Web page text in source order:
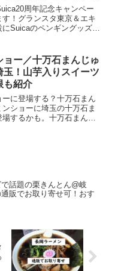
周年記念キャンペー
す！グランスタ東京＆エキ
Suicaのペンギングッズが
の限定商品がNewDays...
ョー／十万石まんじゅ
玉！山芋入りスイーツ
も紹介
に登場する？十万石まん
ンショーに埼玉の十万石ま
場するかも。十万石まんじ
話題の栗きんとん@岐
販でお取り寄せ可！おす